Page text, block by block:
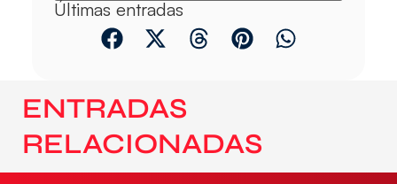
Últimas entradas
ENTRADAS
RELACIONADAS